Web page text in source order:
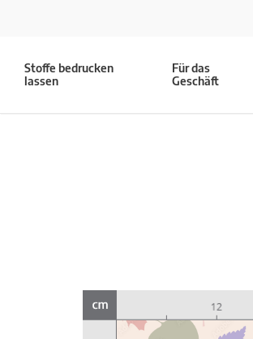
Stoffe bedrucken
lassen
Für das
Geschäft